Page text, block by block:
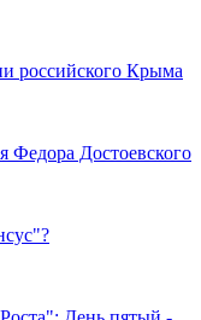
российского Крыма
Федора Достоевского